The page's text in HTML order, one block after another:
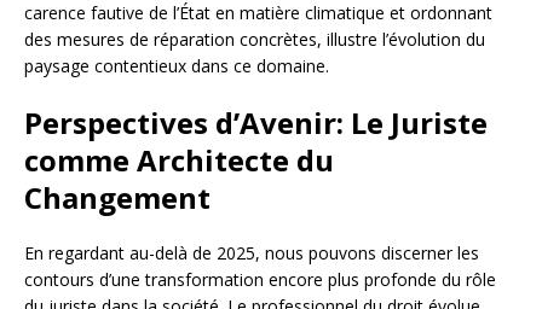
carence fautive de l’État en matière climatique et ordonnant
des mesures de réparation concrètes, illustre l’évolution du
paysage contentieux dans ce domaine.
Perspectives d’Avenir: Le Juriste
comme Architecte du
Changement
En regardant au-delà de 2025, nous pouvons discerner les
contours d’une transformation encore plus profonde du rôle